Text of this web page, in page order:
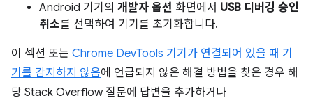
Android 기기의 개발자 옵션 화면에서 USB 디버깅 승인
취소를 선택하여 기기를 초기화합니다.
이 섹션 또는 Chrome DevTools 기기가 연결되어 있을 때 기
기를 감지하지 않음에 언급되지 않은 해결 방법을 찾은 경우 해
당 Stack Overflow 질문에 답변을 추가하거나